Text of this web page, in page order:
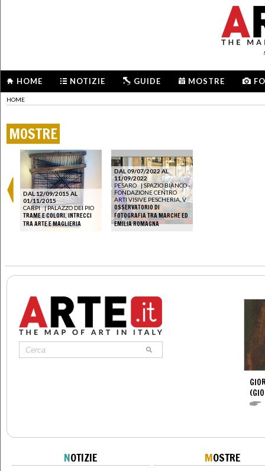
HOME NOTIZIE GUIDE MOSTRE
HOME
MOSTRE
DAL 12/09/2015 AL
01/11/2015
CARPI |PALAZZO DEI PIO
TRAME E COLORI. INTRECCI
TRA ARTE E MAGLIERIA
DAL 09/07/2022 AL
11/09/2022
PESARO
| SPAZIO BIANCO -
FONDAZIONE CENTRO
ARTI VISIVE PESCHERIA, V
OSSERVATORIO DI
FOTOGRAFIA TRA MARCHE ED
EMILIA ROMAGNA
NOTIZIE MOSTRE